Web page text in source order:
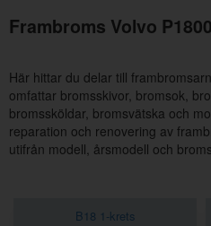
Frambroms Volvo P1800
Här hittar du delar till
omfattar bromsskivor, bromsok,
bromssköldar, bromsvätska och
reparation och renovering av
utifrån modell, årsmodell och
B18 1-krets